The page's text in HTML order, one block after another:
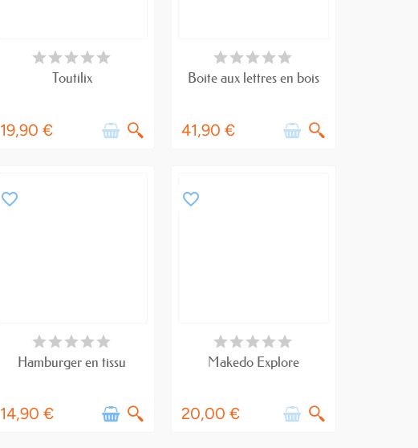
RUPTURE DE STOCK
Toutilix
19,90 €
RUPTURE DE STOCK
Boite aux lettres en bois
41,90 €
DERNIERS ARTICLES EN STOCK
favorite_border
Hamburger en tissu
14,90 €
RUPTURE DE STOCK
favorite_border
Makedo Explore
20,00 €